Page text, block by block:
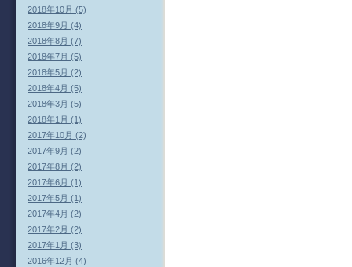
2018年10月 (5)
2018年9月 (4)
2018年8月 (7)
2018年7月 (5)
2018年5月 (2)
2018年4月 (5)
2018年3月 (5)
2018年1月 (1)
2017年10月 (2)
2017年9月 (2)
2017年8月 (2)
2017年6月 (1)
2017年5月 (1)
2017年4月 (2)
2017年2月 (2)
2017年1月 (3)
2016年12月 (4)